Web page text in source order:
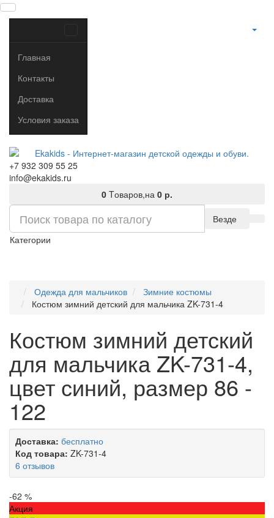
Главная
Контакты
Доставка
Условия заказа
+7 932 309 55 25
info@ekakids.ru
0 Tоваров,на 0 р.
Везде
Категории
Одежда для мальчиков
Зимние костюмы
Костюм зимний детский для мальчика ZK-731-4
Костюм зимний детский
для мальчика ZK-731-4,
цвет синий, размер 86 -
122
Доставка: бесплатно
Код товара: ZK-731-4
6 отзывов
-62 %
Акция